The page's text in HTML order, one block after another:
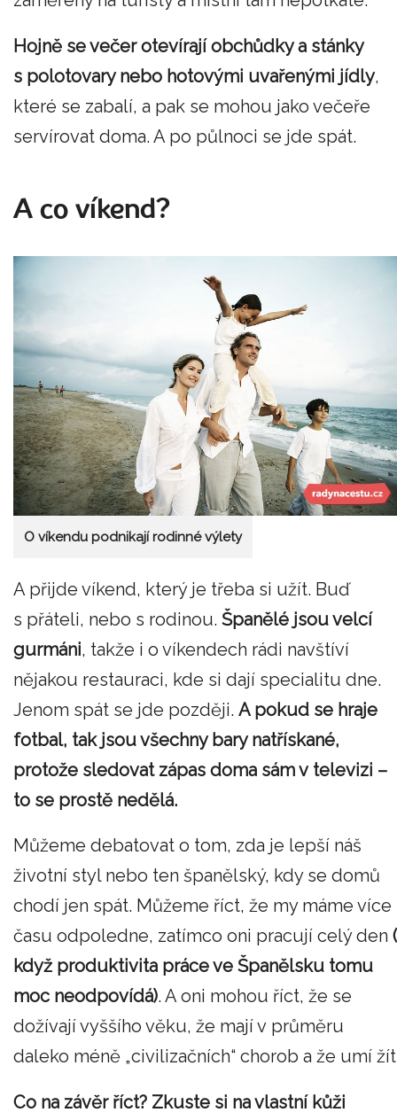
Hojně se večer otevírají obchůdky a stánky
s polotovary nebo hotovými uvařenými jídly,
které se zabalí, a pak se mohou jako večeře
servírovat doma. A po půlnoci se jde spát.
A co víkend?
O víkendu podnikají rodinné výlety
A přijde víkend, který je třeba si užít. Buď
s přáteli, nebo s rodinou. Španělé jsou velcí
gurmáni, takže i o víkendech rádi navštíví
nějakou restauraci, kde si dají specialitu dne.
Jenom spát se jde později. A pokud se hraje
fotbal, tak jsou všechny bary natřískané,
protože sledovat zápas doma sám v televizi –
to se prostě nedělá.
Můžeme debatovat o tom, zda je lepší náš
životní styl nebo ten španělský, kdy se domů
chodí jen spát. Můžeme říct, že my máme více
času odpoledne, zatímco oni pracují celý den
když produktivita práce ve Španělsku tomu
moc neodpovídá). A oni mohou říct, že se
dožívají vyššího věku, že mají v průměru
daleko méně „civilizačních“ chorob a že umí
Co na závěr říct? Zkuste si na vlastní kůži